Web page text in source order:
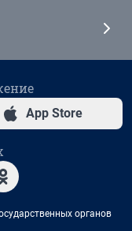
App Store
органов